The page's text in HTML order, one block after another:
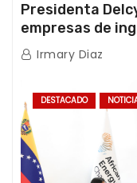
Presidenta
empresas de
International y
Irmary Diaz
DESTACADO